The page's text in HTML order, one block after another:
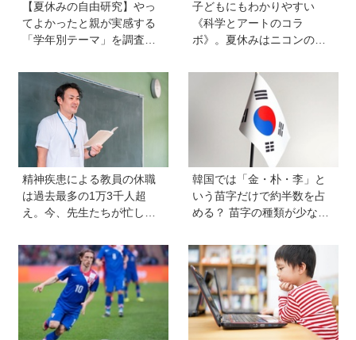
【夏休みの自由研究】やっ
てよかったと親が実感する
「学年別テーマ」を調査！
敗談、親のサポートも≪Hu
gKum総研≫
子どもにもわかりやすい
《科学とアートのコラ
ボ》。夏休みはニコンの特
へ！【高校生以下無料】
精神疾患による教員の休職
は過去最多の1万3千人超
え。今、先生たちが忙しす
知っておきたい学校のリア
ル】
韓国では「金・朴・李」と
いう苗字だけで約半数を占
める？ 苗字の種類が少ない
際問題】